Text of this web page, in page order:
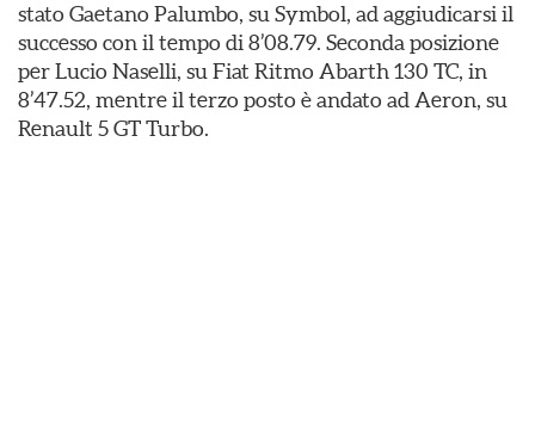
stato Gaetano Palumbo, su Symbol, ad aggiudicarsi il
successo con il tempo di 8’08.79. Seconda posizione
per Lucio Naselli, su Fiat Ritmo Abarth 130 TC, in
8’47.52, mentre il terzo posto è andato ad Aeron, su
Renault 5 GT Turbo.